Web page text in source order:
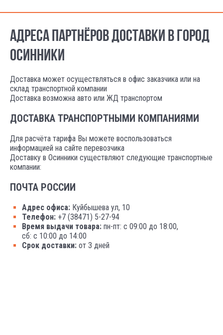
АДРЕСА ПАРТНЁРОВ ДОСТАВКИ В ГОРОД
ОСИННИКИ
Доставка может осуществляться в офис заказчика или на
склад транспортной компании
Доставка возможна авто или ЖД транспортом
ДОСТАВКА ТРАНСПОРТНЫМИ КОМПАНИЯМИ
Для расчёта тарифа Вы можете воспользоваться
информацией на сайте перевозчика
Доставку в Осинники существляют следующие транспортные
компании:
ПОЧТА РОССИИ
Адрес офиса: Куйбышева ул, 10
Телефон: +7 (38471) 5-27-94
Время выдачи товара: пн-пт: с 09:00 до 18:00,
сб: с 10:00 до 14:00
Срок доставки: от 3 дней